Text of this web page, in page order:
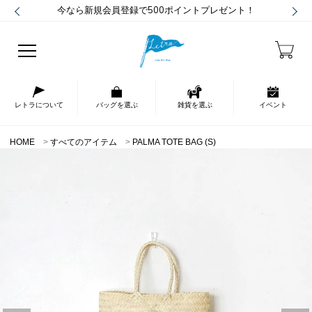
今なら新規会員登録で500ポイントプレゼント！
レトラについて バッグを選ぶ 雑貨を選ぶ イベント
HOME すべてのアイテム PALMA TOTE BAG (S)